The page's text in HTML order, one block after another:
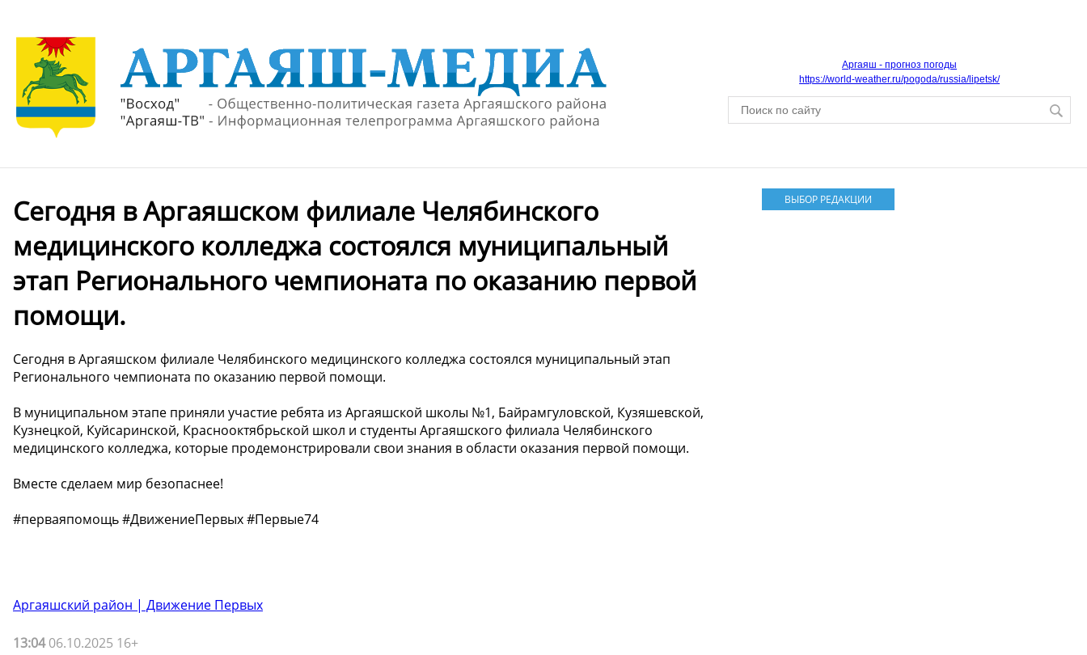
Аргаяш - прогноз погоды
https://world-weather.ru/pogoda/russia/lipetsk/
Сегодня в Аргаяшском филиале Челябинского
медицинского колледжа состоялся муниципальный
этап Регионального чемпионата по оказанию первой
помощи.
Сегодня в Аргаяшском филиале Челябинского медицинского колледжа состоялся муниципальный этап
Регионального чемпионата по оказанию первой помощи.
В муниципальном этапе приняли участие ребята из Аргаяшской школы №1, Байрамгуловской, Кузяшевской,
Кузнецкой, Куйсаринской, Краснооктябрьской школ и студенты Аргаяшского филиала Челябинского
медицинского колледжа, которые продемонстрировали свои знания в области оказания первой помощи.
Вместе сделаем мир безопаснее!
#перваяпомощь #ДвижениеПервых #Первые74
Аргаяшский район | Движение Первых
13:0406.10.2025 16+
ВЫБОР РЕДАКЦИИ